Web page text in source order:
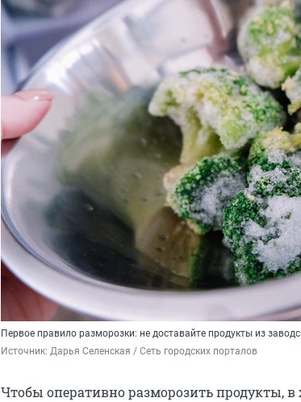
Первое правило разморозки: не доставайте продукты из
Источник: Дарья Селенская / Сеть городских порталов
Чтобы оперативно разморозить продукты, в